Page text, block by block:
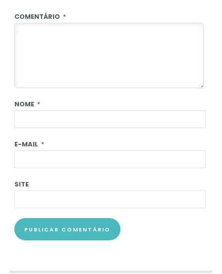
COMENTÁRIO *
NOME *
E-MAIL *
SITE